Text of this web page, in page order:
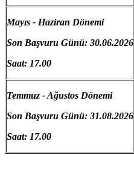
Mayıs - Haziran Dönemi
Son Başvuru Günü: 30.06.2026
Saat: 17.00
Temmuz - Ağustos Dönemi
Son Başvuru Günü: 31.08.2026
Saat: 17.00